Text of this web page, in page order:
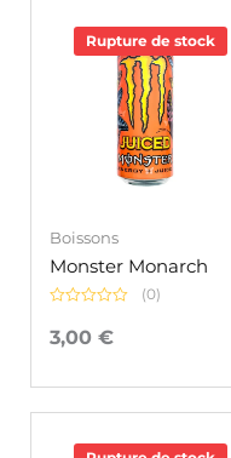
Rupture de stock
Boissons
Monster Monarch
0
sur
(0)
3,00 €